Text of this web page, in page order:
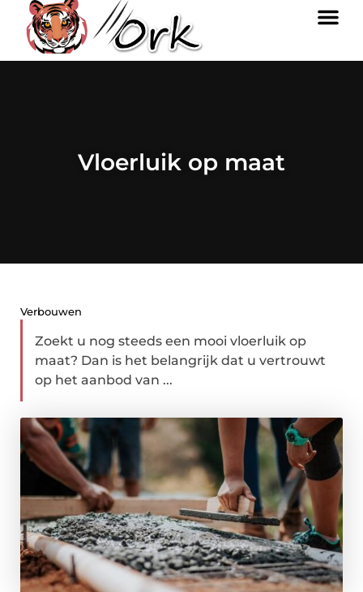
Vloerluik op maat
Verbouwen
Zoekt u nog steeds een mooi vloerluik op
maat? Dan is het belangrijk dat u vertrouwt
op het aanbod van ...